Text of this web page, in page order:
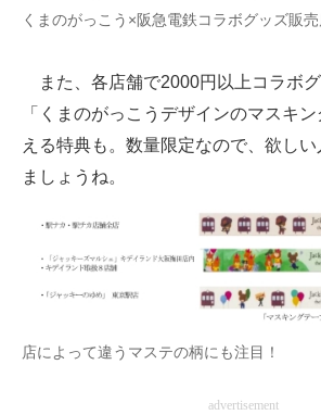
くまのがっこう×阪急電鉄コラボグッズ販
また、各店舗で2000円以上コラボ
「くまのがっこうデザインのマスキ
える特典も。数量限定なので、欲し
ましょうね。
店によって違うマステの柄にも注目！
advertisement